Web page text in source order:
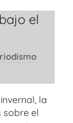
el
la
sobre el